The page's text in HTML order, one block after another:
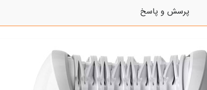
پرسش و پاسخ